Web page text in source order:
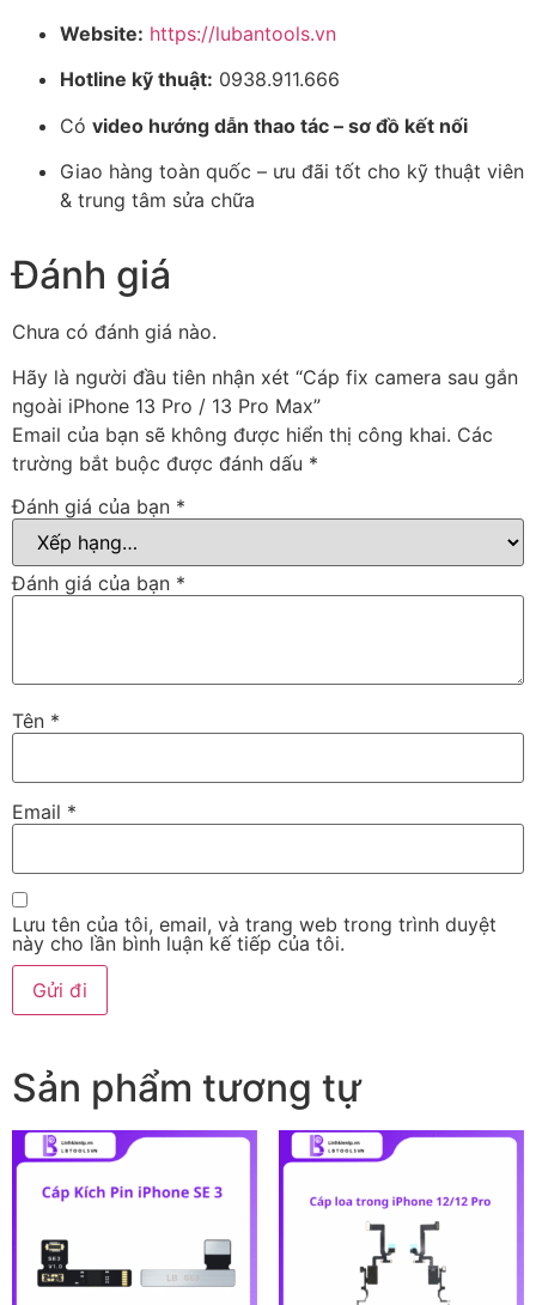
Website: https://lubantools.vn
Hotline kỹ thuật: 0938.911.666
Có video hướng dẫn thao tác – sơ đồ kết nối
Giao hàng toàn quốc – ưu đãi tốt cho kỹ thuật viên
& trung tâm sửa chữa
Đánh giá
Chưa có đánh giá nào.
Hãy là người đầu tiên nhận xét “Cáp fix camera sau gắn
ngoài iPhone 13 Pro / 13 Pro Max”
Email của bạn sẽ không được hiển thị công khai. Các
trường bắt buộc được đánh dấu *
Đánh giá của bạn *
Đánh giá của bạn *
Tên *
Email *
Lưu tên của tôi, email, và trang web trong trình duyệt
này cho lần bình luận kế tiếp của tôi.
Sản phẩm tương tự